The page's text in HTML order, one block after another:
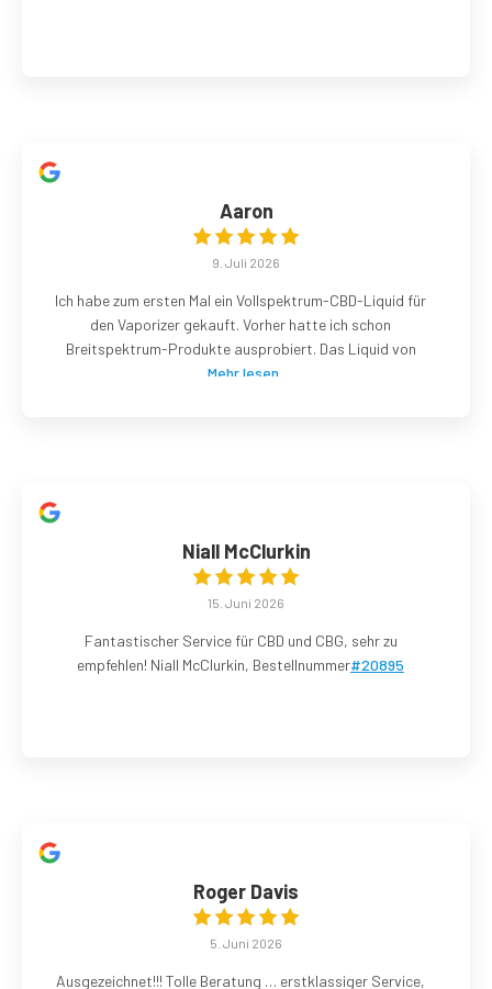
Aaron
9. Juli 2026
Ich habe zum ersten Mal ein Vollspektrum-CBD-Liquid für
den Vaporizer gekauft. Vorher hatte ich schon
Breitspektrum-Produkte ausprobiert. Das Liquid von
Mehr lesen
Niall McClurkin
15. Juni 2026
Fantastischer Service für CBD und CBG, sehr zu
empfehlen! Niall McClurkin, Bestellnummer#20895
Roger Davis
5. Juni 2026
Ausgezeichnet!!! Tolle Beratung … erstklassiger Service,